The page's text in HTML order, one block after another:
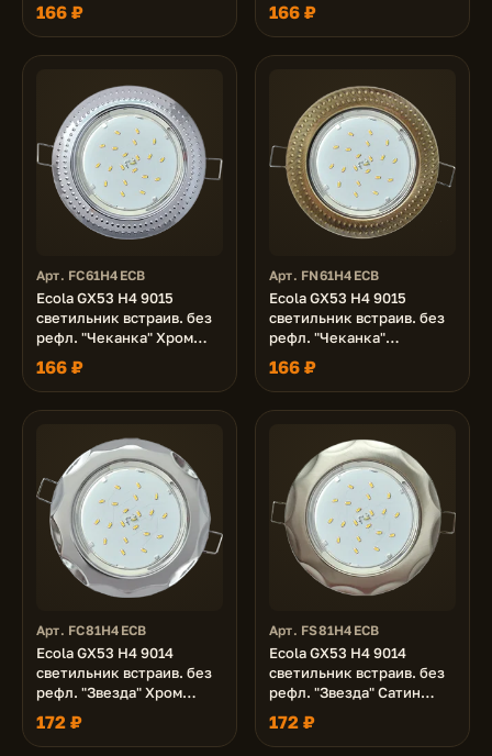
166 ₽ 166 ₽
Арт. FC61H4ECB
Ecola GX53 H4 9015
светильник встраив. без
рефл. "Чеканка" Хром
43x115 (к+)
166 ₽
Арт. FN61H4ECB
Ecola GX53 H4 9015
светильник встраив. без
рефл. "Чеканка"
Черненая бронза 43x115
(к+)
166 ₽
Арт. FC81H4ECB
Ecola GX53 H4 9014
светильник встраив. без
рефл. "Звезда" Хром
38x116 (к+)
172 ₽
Арт. FS81H4ECB
Ecola GX53 H4 9014
светильник встраив. без
рефл. "Звезда" Сатин
Хром 38x116 (к+)
172 ₽